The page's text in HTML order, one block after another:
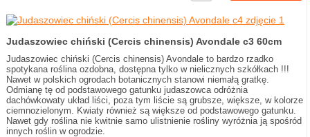
Judaszowiec chiński (Cercis chinensis) Avondale c3 60cm
Judaszowiec chiński (Cercis chinensis) Avondale to bardzo rzadko
spotykana roślina ozdobna, dostępna tylko w nielicznych szkółkach !!!
Nawet w polskich ogrodach botanicznych stanowi niemałą gratkę.
Odmianę tę od podstawowego gatunku judaszowca odróżnia
dachówkowaty układ liści, poza tym liście są grubsze, większe, w kolorze
ciemnozielonym. Kwiaty również są większe od podstawowego gatunku.
Nawet gdy roślina nie kwitnie samo ulistnienie rośliny wyróżnia ją spośród
innych roślin w ogrodzie.